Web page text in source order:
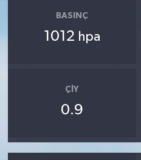
BASINÇ
1012 hpa
ÇIY
0.9